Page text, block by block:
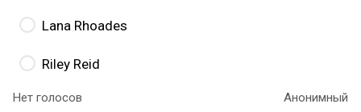
Lana Rhoades
Riley Reid
Нет голосов Анонимный